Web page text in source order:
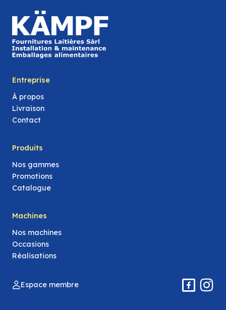
Entreprise
À propos
Livraison
Contact
Produits
Nos gammes
Promotions
Catalogue
Machines
Nos machines
Occasions
Réalisations
Espace membre